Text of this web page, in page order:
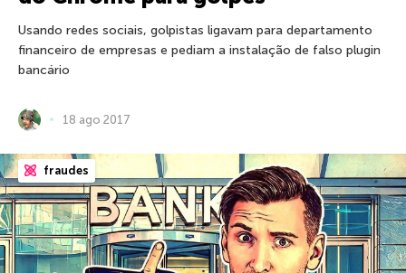
Usando redes sociais, golpistas ligavam para departamento
financeiro de empresas e pediam a instalação de falso plugin
bancário
18 ago 2017
fraudes